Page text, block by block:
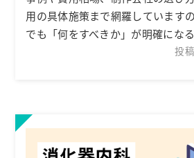
用の具体施策まで網羅しています
でも「何をすべきか」が明確になる
投